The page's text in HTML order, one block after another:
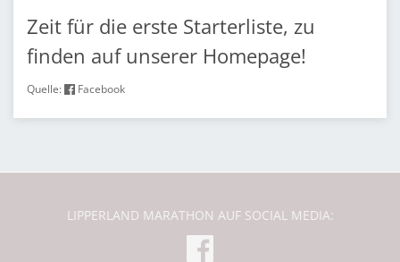
Zeit für die erste Starterliste, zu
finden auf unserer Homepage!
Quelle: Facebook
LIPPERLAND MARATHON AUF SOCIAL MEDIA: